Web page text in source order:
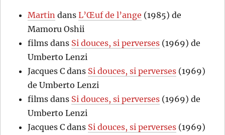
Martin dansL’Œuf de l’ange (1985) de
Mamoru Oshii
films dans Si douces, si perverses (1969) de
Umberto Lenzi
Jacques C dans Si douces, si perverses (1969)
de Umberto Lenzi
films dans Si douces, si perverses (1969) de
Umberto Lenzi
Jacques C dans Si douces, si perverses (1969)